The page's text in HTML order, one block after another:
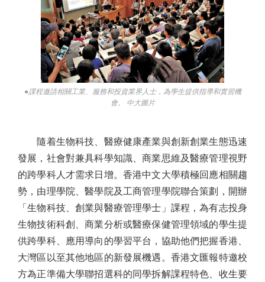
●課程邀請相關工業、服務和投資業界人士，為學生提供指導和實習機
會。 中大圖片
隨着生物科技、醫療健康產業與創新創業生態迅速
發展，社會對兼具科學知識、商業思維及醫療管理視野
的跨學科人才需求日增。香港中文大學積極回應相關趨
勢，由理學院、醫學院及工商管理學院聯合策劃，開辦
「生物科技、創業與醫療管理學士」課程，為有志投身
生物技術科創、商業分析或醫療保健管理領域的學生提
供跨學科、應用導向的學習平台，協助他們把握香港、
大灣區以至其他地區的新發展機遇。香港文匯報特邀校
方為正準備大學聯招選科的同學拆解課程特色、收生要